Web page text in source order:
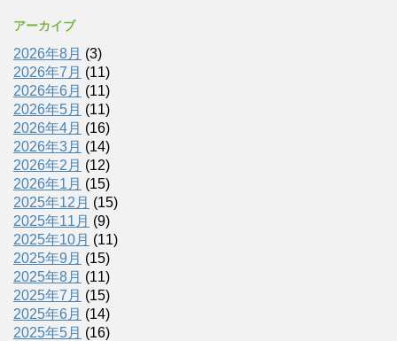
アーカイブ
2026年8月 (3)
2026年7月 (11)
2026年6月 (11)
2026年5月 (11)
2026年4月 (16)
2026年3月 (14)
2026年2月 (12)
2026年1月 (15)
2025年12月 (15)
2025年11月 (9)
2025年10月 (11)
2025年9月 (15)
2025年8月 (11)
2025年7月 (15)
2025年6月 (14)
2025年5月 (16)